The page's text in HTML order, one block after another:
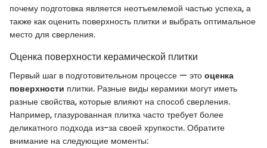
почему подготовка является неотъемлемой частью успеха, а
также как оценить поверхность плитки и выбрать оптимальное
место для сверления.
Оценка поверхности керамической плитки
Первый шаг в подготовительном процессе — это оценка
поверхности плитки. Разные виды керамики могут иметь
разные свойства, которые влияют на способ сверления.
Например, глазурованная плитка часто требует более
деликатного подхода из-за своей хрупкости. Обратите
внимание на следующие моменты: